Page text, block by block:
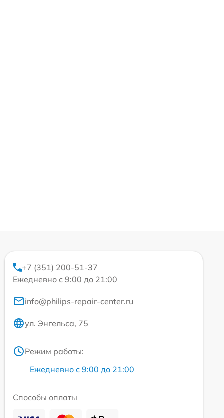
+7 (351) 200-51-37
Ежедневно с 9:00 до 21:00
info@philips-repair-center.ru
ул. Энгельса, 75
Режим работы:
Ежедневно с 9:00 до 21:00
Способы оплаты